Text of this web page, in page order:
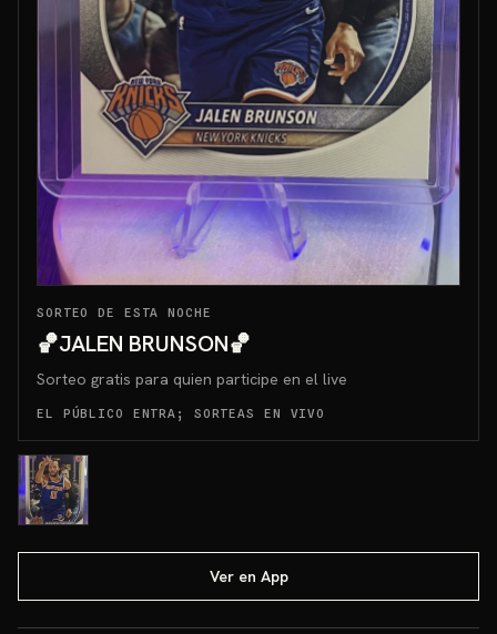
SORTEO DE ESTA NOCHE
🏀JALEN BRUNSON🏀
Sorteo gratis para quien participe en el live
EL PÚBLICO ENTRA; SORTEAS EN VIVO
Ver en App